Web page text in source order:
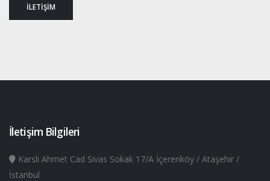
İLETİŞİM
İletişim Bilgileri
Karslı Ahmet Cad Sivas Sokak 17/A İçerenköy / Ataşehir /
İstanbul